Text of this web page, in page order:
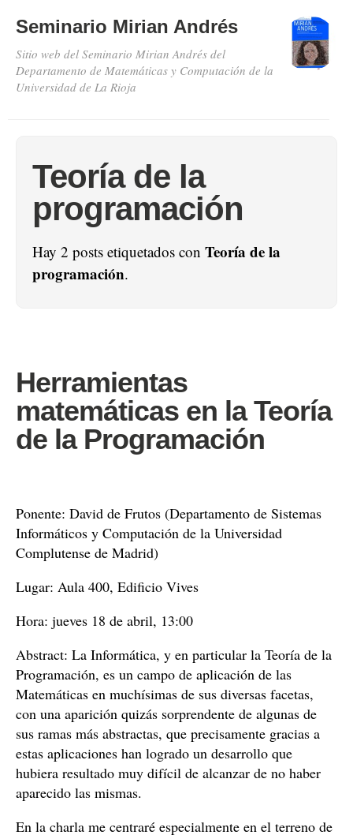
Seminario Mirian Andrés
Sitio web del Seminario Mirian Andrés del
Departamento de Matemáticas y Computación de la
Universidad de La Rioja
Teoría de la
programación
Hay 2 posts etiquetados con Teoría de la
programación.
Herramientas
matemáticas en la Teoría
de la Programación
Ponente: David de Frutos (Departamento de Sistemas
Informáticos y Computación de la Universidad
Complutense de Madrid)
Lugar: Aula 400, Edificio Vives
Hora: jueves 18 de abril, 13:00
Abstract: La Informática, y en particular la Teoría de la
Programación, es un campo de aplicación de las
Matemáticas en muchísimas de sus diversas facetas,
con una aparición quizás sorprendente de algunas de
sus ramas más abstractas, que precisamente gracias a
estas aplicaciones han logrado un desarrollo que
hubiera resultado muy difícil de alcanzar de no haber
aparecido las mismas.
En la charla me centraré especialmente en el terreno de